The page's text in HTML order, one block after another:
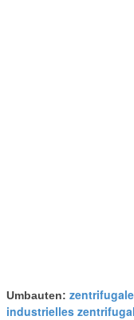
Umbauten:
industrielles